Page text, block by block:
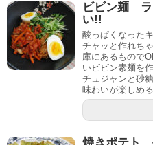
ビビン麺 ラ
い!!
酸っぱくなった
チャッと作れち
庫にあるもので
いビビン素麺を
チュジャンと砂
味わいが楽しめ